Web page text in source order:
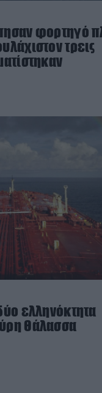
φορτηγό
τρεις
ελληνόκτητα
Θάλασσα